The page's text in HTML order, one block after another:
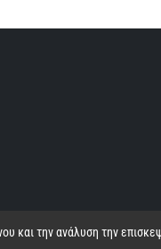
και την ανάλυση την